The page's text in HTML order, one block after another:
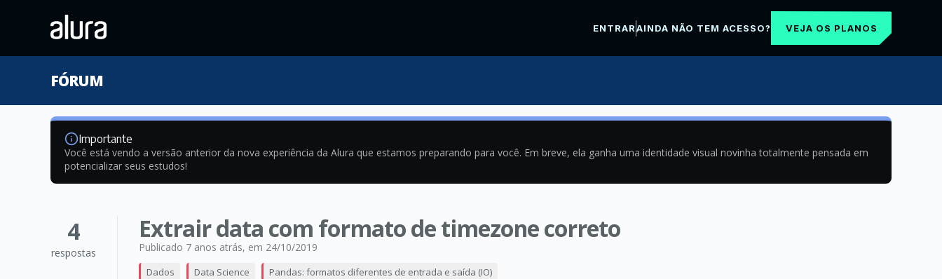
ENTRARAINDA NÃO TEM ACESSO? VEJA OS PLANOS
FÓRUM
Importante
Você está vendo a versão anterior da nova experiência da Alura que estamos preparando para você. Em breve, ela ganha uma identidade visual novinha totalmente pensada em
potencializar seus estudos!
4
respostas
Extrair data com formato de timezone correto
Publicado 7 anos atrás, em 24/10/2019
Dados Data Science Pandas: formatos diferentes de entrada e saída (IO)